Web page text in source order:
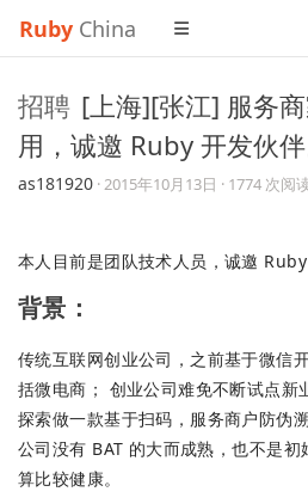
Ruby China
招聘 [上海][张江] 服务
用，诚邀 Ruby 开发伙伴
as181920 ·2015年10月13日 · 1774 次阅
本人目前是团队技术人员，诚邀 Ruby
背景：
传统互联网创业公司，之前基于微信
括微电商； 创业公司难免不断试点新
探索做一款基于扫码，服务商户防伪
公司没有 BAT 的大而成熟，也不是
算比较健康。